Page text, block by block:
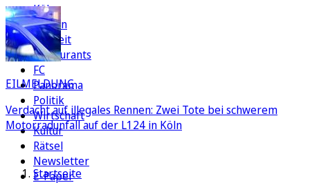
Köln
Region
Freizeit
Restaurants
FC
Panorama
Politik
Wirtschaft
Kultur
Rätsel
Newsletter
E-Paper
EILMELDUNG
Verdacht auf illegales Rennen: Zwei Tote bei schwerem
Motorradunfall auf der L124 in Köln
Startseite